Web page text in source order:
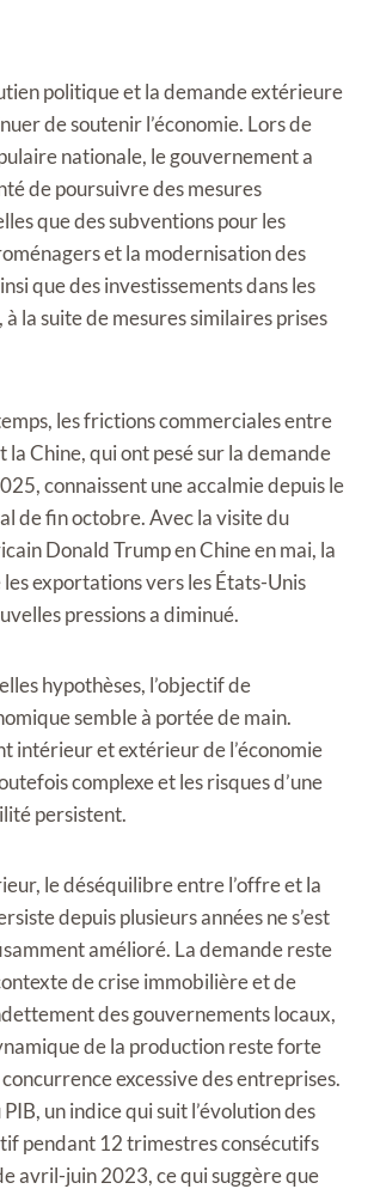
politique et la demande extérieure
de soutenir l’économie. Lors de
nationale, le gouvernement a
de poursuivre des mesures
que des subventions pour les
et la modernisation des
que des investissements dans les
la suite de mesures similaires prises
les frictions commerciales entre
la Chine, qui ont pesé sur la demande
connaissent une accalmie depuis le
de fin octobre. Avec la visite du
Donald Trump en Chine en mai, la
exportations vers les États-Unis
pressions a diminué.
hypothèses, l’objectif de
semble à portée de main.
intérieur et extérieur de l’économie
complexe et les risques d’une
persistent.
le déséquilibre entre l’offre et la
depuis plusieurs années ne s’est
amélioré. La demande reste
de crise immobilière et de
des gouvernements locaux,
de la production reste forte
concurrence excessive des entreprises.
un indice qui suit l’évolution des
pendant 12 trimestres consécutifs
avril-juin 2023, ce qui suggère que